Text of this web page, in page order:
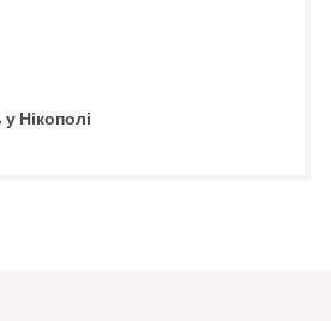
Нікополі